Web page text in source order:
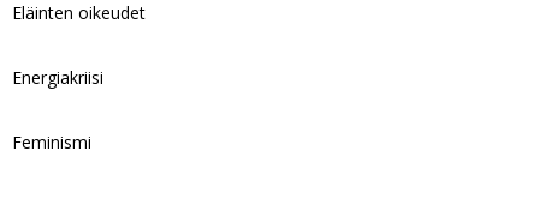
Eläinten oikeudet
Energiakriisi
Feminismi